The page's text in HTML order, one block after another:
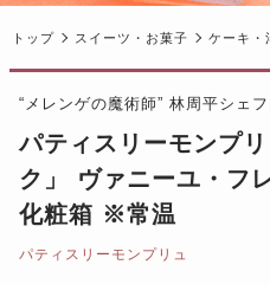
トップ スイーツ・お菓子 ケーキ・
“メレンゲの魔術師” 林周平シェ
パティスリーモンプ
ク」 ヴァニーユ・フ
化粧箱 ※常温
パティスリーモンプリュ